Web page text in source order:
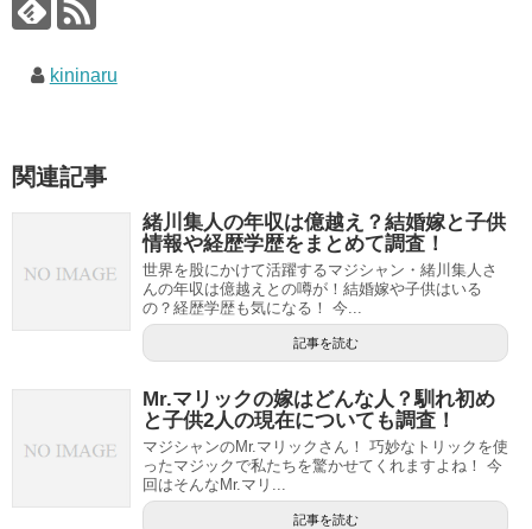
kininaru
関連記事
緒川集人の年収は億越え？結婚嫁と子供
情報や経歴学歴をまとめて調査！
世界を股にかけて活躍するマジシャン・緒川集人さ
んの年収は億越えとの噂が！結婚嫁や子供はいる
の？経歴学歴も気になる！ 今...
記事を読む
Mr.マリックの嫁はどんな人？馴れ初め
と子供2人の現在についても調査！
マジシャンのMr.マリックさん！ 巧妙なトリックを使
ったマジックで私たちを驚かせてくれますよね！ 今
回はそんなMr.マリ...
記事を読む